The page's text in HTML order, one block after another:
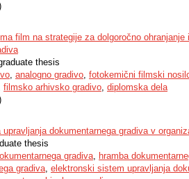
film na strategije za dolgoročno ohranjanje
thesis
, analogno gradivo, fotokemični filmski
filmsko arhivsko gradivo, diplomska dela
dokumentarnega gradiva v
thesis
gradiva, hramba
gradiva, elektronski sistem upravljanja